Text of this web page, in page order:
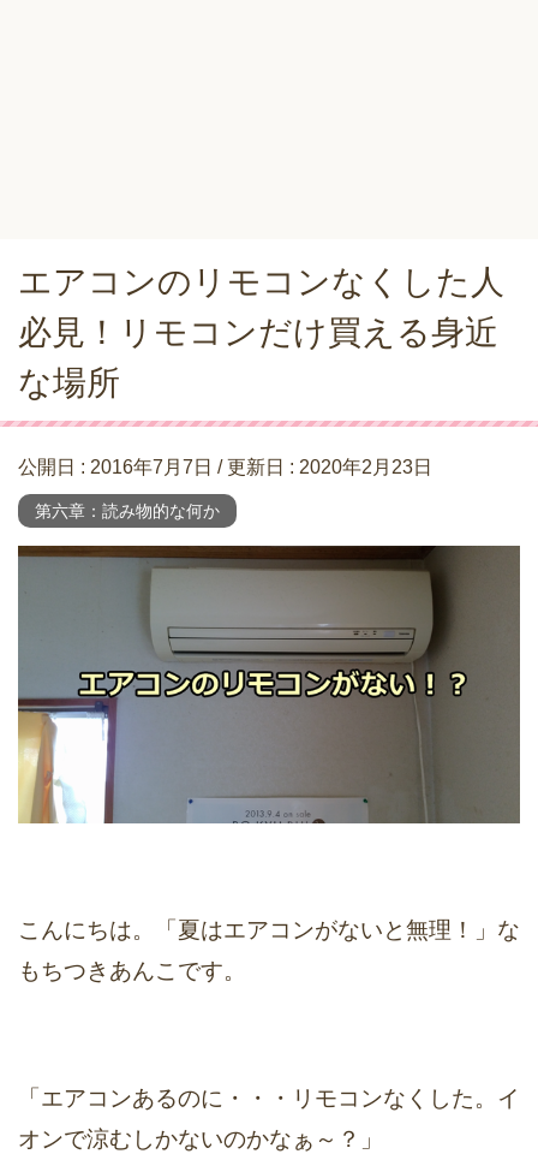
エアコンのリモコンなくした人
必見！リモコンだけ買える身近
な場所
公開日 : 2016年7月7日 / 更新日 : 2020年2月23日
第六章：読み物的な何か
こんにちは。「夏はエアコンがないと無理！」な
もちつきあんこです。
「エアコンあるのに・・・リモコンなくした。イ
オンで涼むしかないのかなぁ～？」